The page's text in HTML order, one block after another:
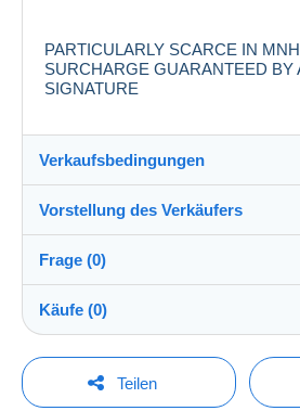
PARTICULARLY SCARCE IN
SURCHARGE GUARANTEED BY
SIGNATURE
Verkaufsbedingungen
Versand nach:
Die Liste der Länder einsehen
Direkte Übergabe:
Ja
Vorkasse
Vorstellung des Verkäufers
YESYOUCAN100%
Shop
Mitglied seit:
Frage (0)
Um eine Frage stellen zu
Käufe (0)
Letzte
Teilen